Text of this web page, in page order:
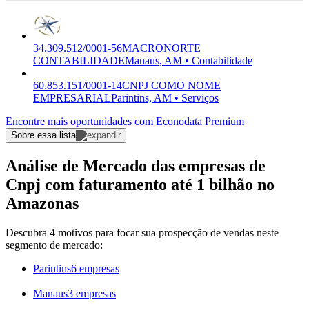
34.309.512/0001-56MACRONORTE
CONTABILIDADEManaus, AM • Contabilidade
60.853.151/0001-14CNPJ COMO NOME
EMPRESARIALParintins, AM • Serviços
Encontre mais oportunidades com Econodata Premium
Sobre essa lista
Análise de Mercado das empresas de
Cnpj com faturamento até 1 bilhão no
Amazonas
Descubra 4 motivos para focar sua prospecção de vendas neste
segmento de mercado:
Parintins6 empresas
Manaus3 empresas